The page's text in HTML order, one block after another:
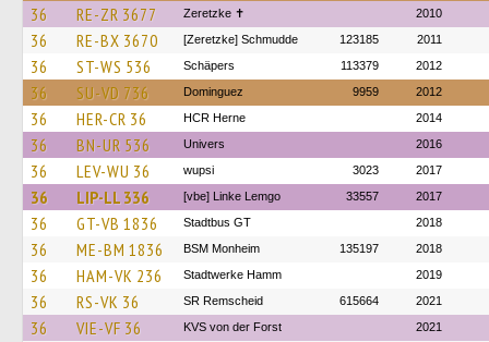
36 RE-ZR 3677 Zeretzke ✝ 2010
36 RE-BX 3670 [Zeretzke] Schmudde 123185 2011
36 ST-WS 536 Schäpers 113379 2012
36 SU-VD 736 Dominguez 9959 2012
36 HER-CR 36 HCR Herne 2014
36 BN-UR 536 Univers 2016
36 LEV-WU 36 wupsi 3023 2017
36 LIP-LL 336 [vbe] Linke Lemgo 33557 2017
36 GT-VB 1836 Stadtbus GT 2018
36 ME-BM 1836 BSM Monheim 135197 2018
36 HAM-VK 236 Stadtwerke Hamm 2019
36 RS-VK 36 SR Remscheid 615664 2021
36 VIE-VF 36 KVS von der Forst 2021